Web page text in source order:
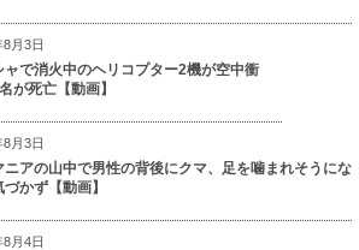
月3日
ャで消火中のヘリコプター2機が空中衝
が死亡【動画】
月3日
ニアの山中で男性の背後にクマ、足を噛まれそうにな
かず【動画】
月4日